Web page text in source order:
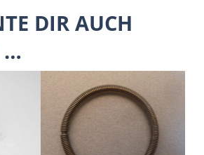
DIR AUCH
…